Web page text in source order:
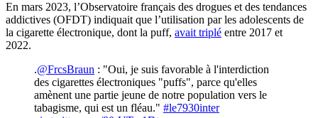
En mars 2023, l’Observatoire français des drogues et des tendances
addictives (OFDT) indiquait que l’utilisation par les adolescents de
la cigarette électronique, dont la puff, avait triplé entre 2017 et
2022.
.@FrcsBraun : "Oui, je suis favorable à l'interdiction
des cigarettes électroniques "puffs", parce qu'elles
amènent une partie jeune de notre population vers le
tabagisme, qui est un fléau." #le7930inter